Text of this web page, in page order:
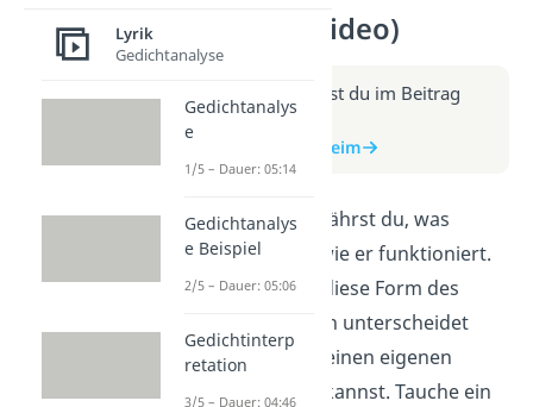
Kreuzreim (Video)
Weitere Infos erhältst du im Beitrag
zum Video
zum Beitrag: Kreuzreim
In diesem Video erfährst du, was
Kreuzreim ist und wie er funktioniert.
Du lernst, wie sich diese Form des
Reimes von anderen unterscheidet
und wie du ihn in deinen eigenen
Texten verwenden kannst. Tauche ein
Lyrik
Gedichtanalyse
Gedichtanalys
e
1/5 – Dauer: 05:14
Gedichtanalys
e Beispiel
2/5 – Dauer: 05:06
Gedichtinterp
retation
3/5 – Dauer: 04:46